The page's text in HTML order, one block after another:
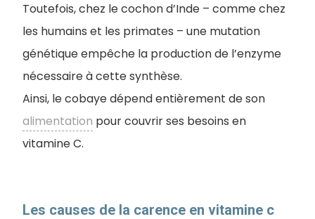
Toutefois, chez le cochon d’Inde – comme chez
les humains et les primates – une mutation
génétique empêche la production de l’enzyme
nécessaire à cette synthèse.
Ainsi, le cobaye dépend entièrement de son
alimentation pour couvrir ses besoins en
vitamine C.
Les causes de la carence en vitamine c